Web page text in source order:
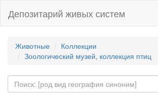
Депозитарий живых систем
Животные
Коллекции
Зоологический музей, коллекция птиц